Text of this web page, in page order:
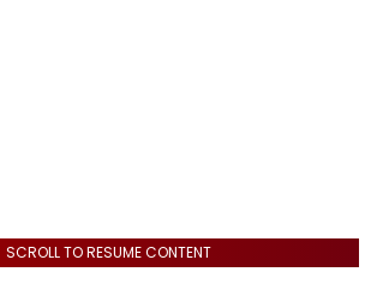
SCROLL TO RESUME CONTENT